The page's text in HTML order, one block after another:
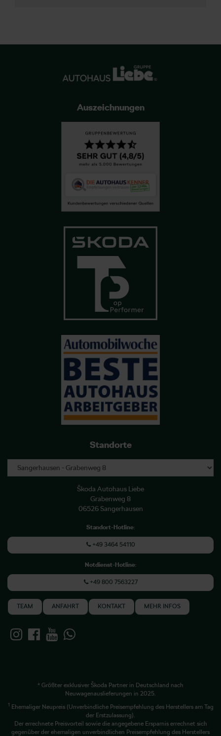
Auszeichnungen
Standorte
Škoda Autohaus Liebe
Grabenweg 8
06526 Sangerhausen
Standort-Hotline:
+49 3464 54110
Notdienst-Hotline:
+49 800 7563227
TEAM ANFAHRT KONTAKT MEHR INFOS
* Größter exklusiver Škoda Partner in Deutschland nach
Neuwagenauslieferungen in 2025.
1
Ehemaliger Neupreis (Unverbindliche Preisempfehlung des Herstellers am Tag
der Erstzulassung).
Der errechnete Preisvorteil sowie die angegebene Ersparnis errechnet sich
gegenüber der ehemaligen unverbindlichen Preisempfehlung des Herstellers